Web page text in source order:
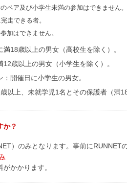
ペア及び小学生未満の参加はできません。
走できる者。
加はできません。
満18歳以上の男女（高校生を除く）。
12歳以上の男女（小学生を除く）。
開催日に小学生の男女。
以上、未就学児1名とその保護者（満
か？
）のみとなります。事前にRUNNET
かかります。